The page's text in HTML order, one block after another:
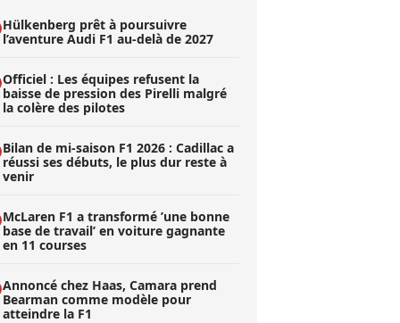
Hülkenberg prêt à poursuivre
l’aventure Audi F1 au-delà de 2027
Officiel : Les équipes refusent la
baisse de pression des Pirelli malgré
la colère des pilotes
Bilan de mi-saison F1 2026 : Cadillac a
réussi ses débuts, le plus dur reste à
venir
McLaren F1 a transformé ’une bonne
base de travail’ en voiture gagnante
en 11 courses
Annoncé chez Haas, Camara prend
Bearman comme modèle pour
atteindre la F1